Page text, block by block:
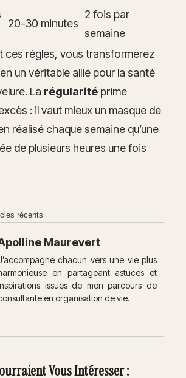
20-30 minutes
2 fois par
semaine
ces règles, vous transformerez
un véritable allié pour la santé
La régularité prime
: il vaut mieux un masque de
réalisé chaque semaine qu’une
de plusieurs heures une fois
récents
Maurevert
chacun vers une vie plus
en partageant astuces et
issues de mon parcours de
en organisation de vie.
Vous Intéresser :